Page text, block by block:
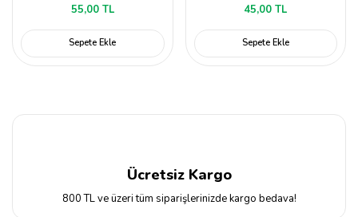
55,00 TL
Sepete Ekle
45,00 TL
Sepete Ekle
Ücretsiz Kargo
800 TL ve üzeri tüm siparişlerinizde kargo bedava!